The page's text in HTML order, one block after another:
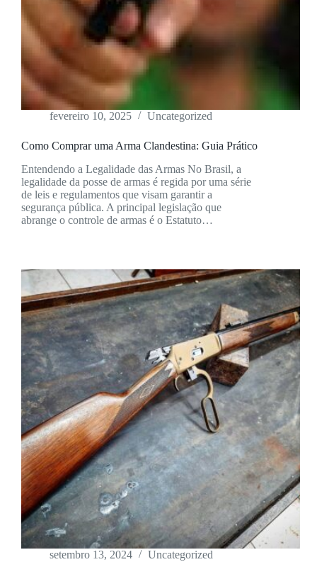
fevereiro 10, 2025 Uncategorized
Como Comprar uma Arma Clandestina: Guia Prático
Entendendo a Legalidade das Armas No Brasil, a
legalidade da posse de armas é regida por uma série
de leis e regulamentos que visam garantir a
segurança pública. A principal legislação que
abrange o controle de armas é o Estatuto…
setembro 13, 2024 Uncategorized